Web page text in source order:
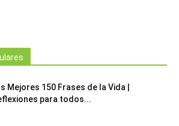
Mejores 150 Frases de la Vida |
para todos...